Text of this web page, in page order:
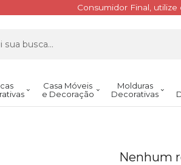
Consumidor Final,
Casa Móveis
e Decoração
Molduras
Decorativas
Nenhum